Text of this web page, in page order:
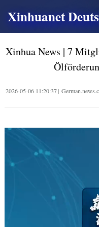
Xinhuanet
Xinhua News | 7
2026-05-06 11:20:37|